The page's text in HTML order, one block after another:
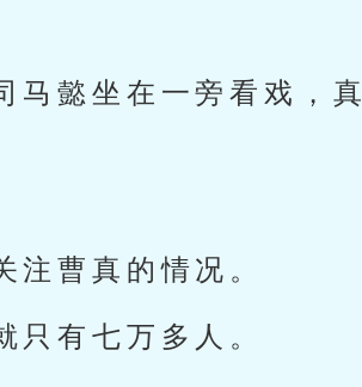
马懿坐在一旁看戏，真
注曹真的情况。
只有七万多人。